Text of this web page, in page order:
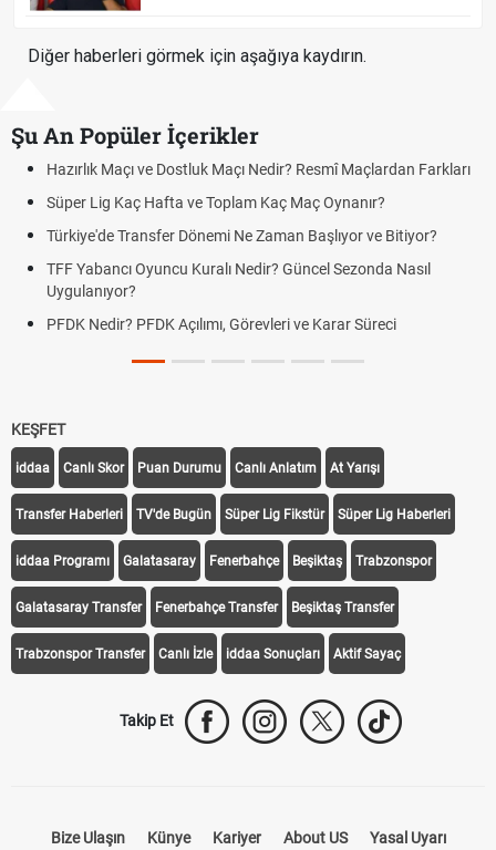
Diğer haberleri görmek için aşağıya kaydırın.
Şu An Popüler İçerikler
Hazırlık Maçı ve Dostluk Maçı Nedir? Resmî Maçlardan Farkları
Süper Lig Kaç Hafta ve Toplam Kaç Maç Oynanır?
Türkiye'de Transfer Dönemi Ne Zaman Başlıyor ve Bitiyor?
TFF Yabancı Oyuncu Kuralı Nedir? Güncel Sezonda Nasıl
Uygulanıyor?
PFDK Nedir? PFDK Açılımı, Görevleri ve Karar Süreci
KEŞFET
iddaa Canlı Skor Puan Durumu Canlı Anlatım At Yarışı
Transfer Haberleri TV'de Bugün Süper Lig Fikstür Süper Lig Haberleri
iddaa Programı Galatasaray Fenerbahçe Beşiktaş Trabzonspor
Galatasaray Transfer Fenerbahçe Transfer Beşiktaş Transfer
Trabzonspor Transfer Canlı İzle iddaa Sonuçları Aktif Sayaç
Takip Et
Bize Ulaşın Künye Kariyer About US Yasal Uyarı